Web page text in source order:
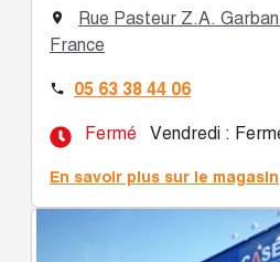

Rue Pasteur Z.A.
France
 05 63 38 44 06
Fermé Vendredi :
En savoir plus sur le magasin